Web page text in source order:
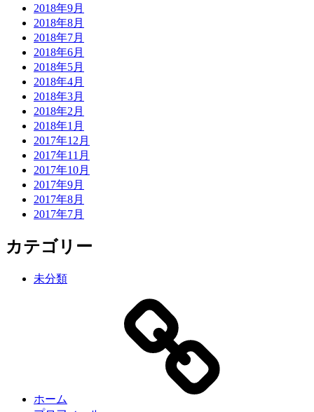
2018年9月
2018年8月
2018年7月
2018年6月
2018年5月
2018年4月
2018年3月
2018年2月
2018年1月
2017年12月
2017年11月
2017年10月
2017年9月
2017年8月
2017年7月
カテゴリー
未分類
ホーム